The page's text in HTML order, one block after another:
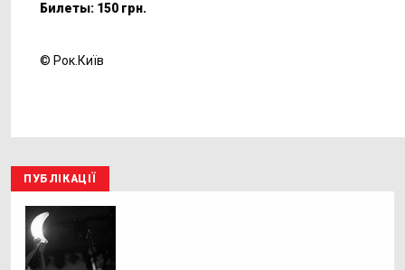
Билеты: 150 грн.
© Рок.Київ
ПУБЛІКАЦІЇ